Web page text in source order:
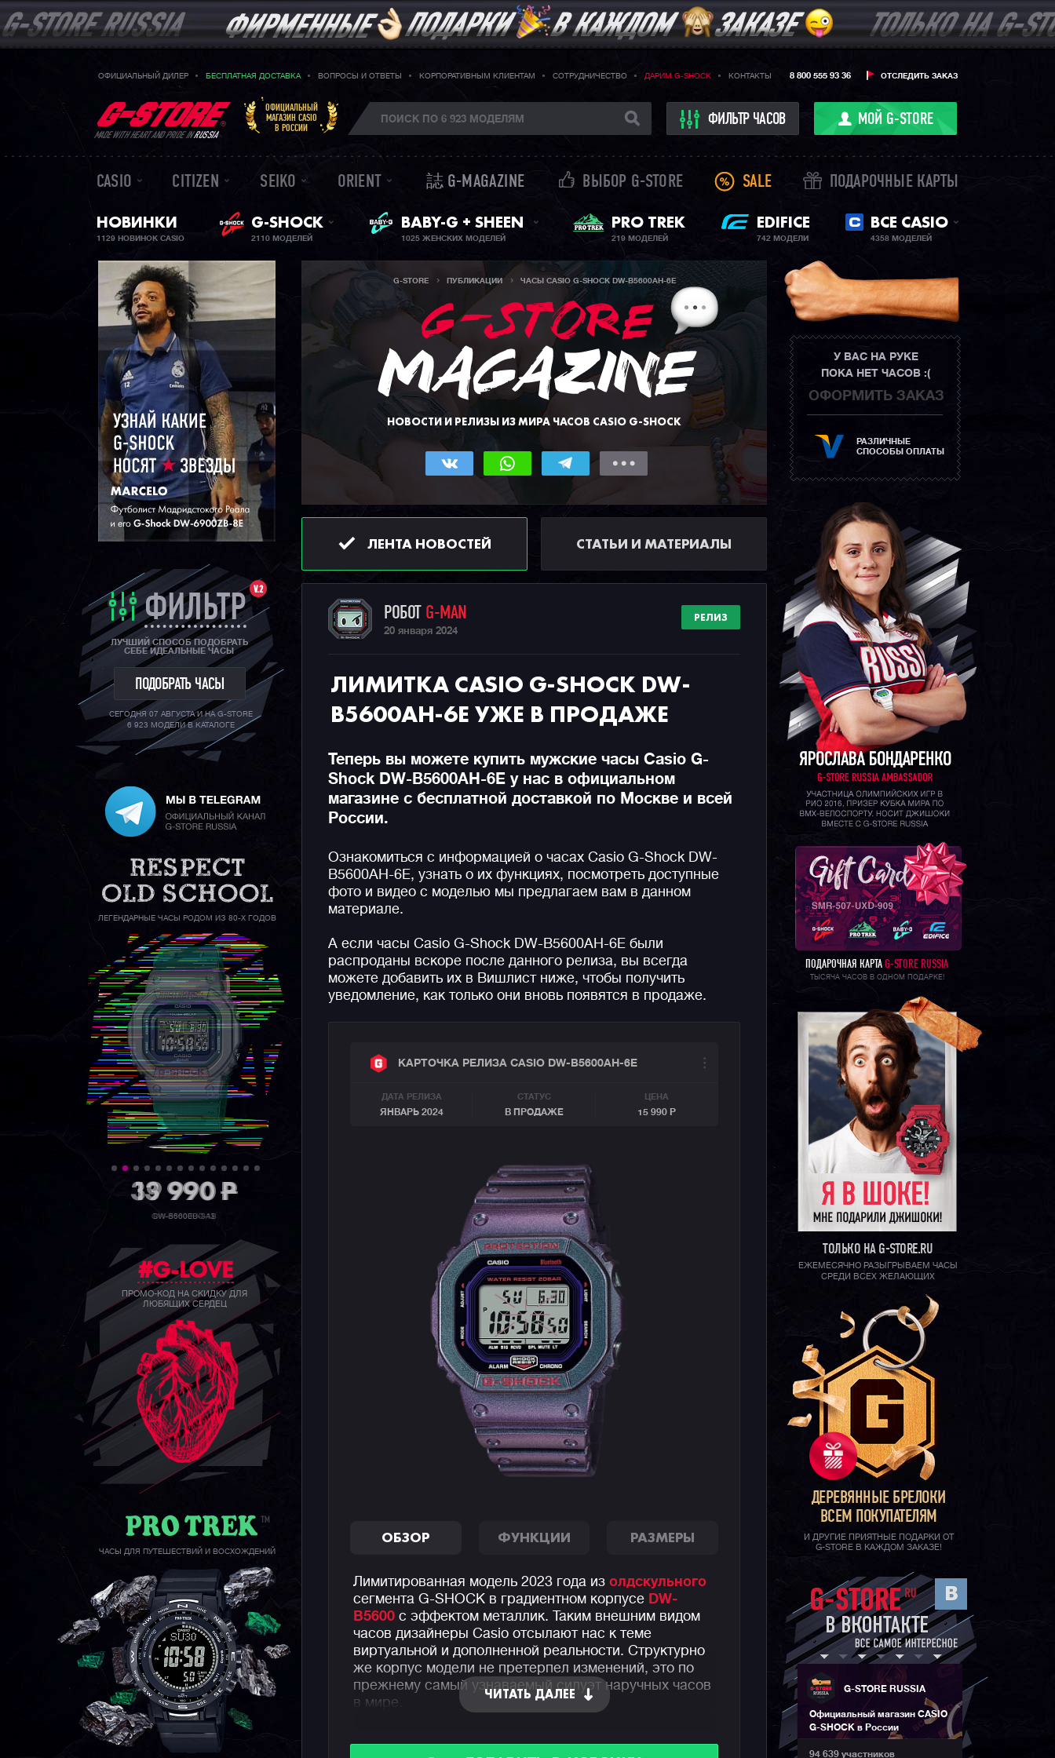
ОФИЦИАЛЬНЫЙ ДИЛЕР БЕСПЛАТНАЯ ДОСТАВКА ВОПРОСЫ И ОТВЕТЫ КОРПОРАТИВНЫМ КЛИЕНТАМ СОТРУДНИЧЕСТВО ДАРИМ G-SHOCK КОНТАКТЫ ОТСЛЕДИТЬ ЗАКАЗ
8 800 555 93 36
MADE WITH HEART AND PRIDE INRUSSIA
ОФИЦИАЛЬНЫЙ
МАГАЗИН CASIO
В РОССИИ
ФИЛЬТР ЧАСОВ МОЙ G-STORE
CASIO CITIZEN SEIKO ORIENT 誌 G-MAGAZINE ВЫБОР G-STORE SALE ПОДАРОЧНЫЕ КАРТЫ
НОВИНКИ
1129 НОВИНОК CASIO
G-SHOCK
2110 МОДЕЛЕЙ
ЖЕНСКИЕ ЧАСЫ
BABY-G + SHEEN
1025 ЖЕНСКИХ МОДЕЛЕЙ
PRO TREK
219 МОДЕЛЕЙ
EDIFICE
742 МОДЕЛИ
ВСЕ CASIO
4358 МОДЕЛЕЙ
V.2
ФИЛЬТР
ЛУЧШИЙ СПОСОБ ПОДОБРАТЬ
СЕБЕ ИДЕАЛЬНЫЕ ЧАСЫ
ПОДОБРАТЬ ЧАСЫ
СЕГОДНЯ 07 АВГУСТА И НА G-STORE
6 923 МОДЕЛИ В КАТАЛОГЕ
ЛЕГЕНДАРНЫЕ ЧАСЫ РОДОМ ИЗ 80-Х ГОДОВ
39 990P
GW-B5600BC-1B
#G-LOVE
ПРОМО-КОД НА СКИДКУ ДЛЯ
ЛЮБЯЩИХ СЕРДЕЦ
ЧАСЫ ДЛЯ ПУТЕШЕСТВИЙ И ВОСХОЖДЕНИЙ
G-STORE ПУБЛИКАЦИИ ЧАСЫ CASIO G-SHOCK DW-B5600AH-6E
НОВОСТИ И РЕЛИЗЫ ИЗ МИРА ЧАСОВ CASIO G-SHOCK
ЛЕНТА НОВОСТЕЙ СТАТЬИ И МАТЕРИАЛЫ
РОБОТ G-MAN
20 января 2024
РЕЛИЗ
ЛИМИТКА CASIO G-SHOCK DW-
B5600AH-6E УЖЕ В ПРОДАЖЕ
Теперь вы можете купить мужские часы Casio G-
Shock DW-B5600AH-6E у нас в официальном
магазине с бесплатной доставкой по Москве и всей
России.
Ознакомиться с информацией о часах Casio G-Shock DW-
B5600AH-6E, узнать о их функциях, посмотреть доступные
фото и видео с моделью мы предлагаем вам в данном
материале.
А если часы Casio G-Shock DW-B5600AH-6E были
распроданы вскоре после данного релиза, вы всегда
можете добавить их в Вишлист ниже, чтобы получить
уведомление, как только они вновь появятся в продаже.
КАРТОЧКА РЕЛИЗА CASIO DW-B5600AH-6E
ДАТА РЕЛИЗА
ЯНВАРЬ 2024
СТАТУС
В ПРОДАЖЕ
ЦЕНА
15 990 Р
ОБЗОР ФУНКЦИИ РАЗМЕРЫ
Лимитированная модель 2023 года из олдскульного
сегмента G-SHOCK в градиентном корпусе DW-
B5600 с эффектом металлик. Таким внешним видом
часов дизайнеры Casio отсылают нас к теме
виртуальной и дополненной реальности. Структурно
же корпус модели не претерпел изменений, это по
прежнему самый узнаваемый силуэт наручных часов
в мире.
между двух уже существующих серий G-Shock:
ЧИТАТЬ ДАЛЕЕ
У ВАС НА РУКЕ
ПОКА НЕТ ЧАСОВ :(
ОФОРМИТЬ ЗАКАЗ
РАЗЛИЧНЫЕ
СПОСОБЫ ОПЛАТЫ
ПОДАРОЧНАЯ КАРТА G-STORE RUSSIA
ТЫСЯЧА ЧАСОВ В ОДНОМ ПОДАРКЕ!
ТОЛЬКО НА G-STORE.RU
ЕЖЕМЕСЯЧНО РАЗЫГРЫВАЕМ ЧАСЫ
СРЕДИ ВСЕХ ЖЕЛАЮЩИХ
ДЕРЕВЯННЫЕ БРЕЛОКИ
ВСЕМ ПОКУПАТЕЛЯМ
И ДРУГИЕ ПРИЯТНЫЕ ПОДАРКИ ОТ
G-STORE В КАЖДОМ ЗАКАЗЕ!
G-STORE RUSSIA
Официальный магазин CASIO
G-SHOCK в России
94 639 участников